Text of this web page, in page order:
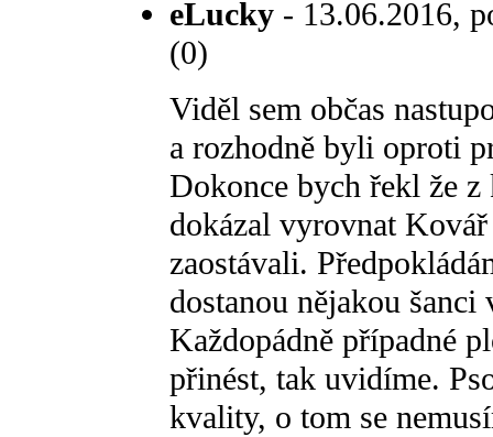
eLucky - 13.06.2016,
(0)
Viděl sem občas
a rozhodně byli oproti
Dokonce bych řekl že
dokázal vyrovnat
zaostávali.
dostanou nějakou
Každopádně případné
přinést, tak uvidíme.
kvality, o tom se